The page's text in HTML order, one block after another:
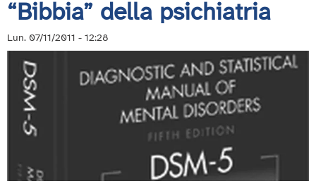
contenuto
principale
“Bibbia” della psichiatria
Lun. 07/11/2011 - 12:28